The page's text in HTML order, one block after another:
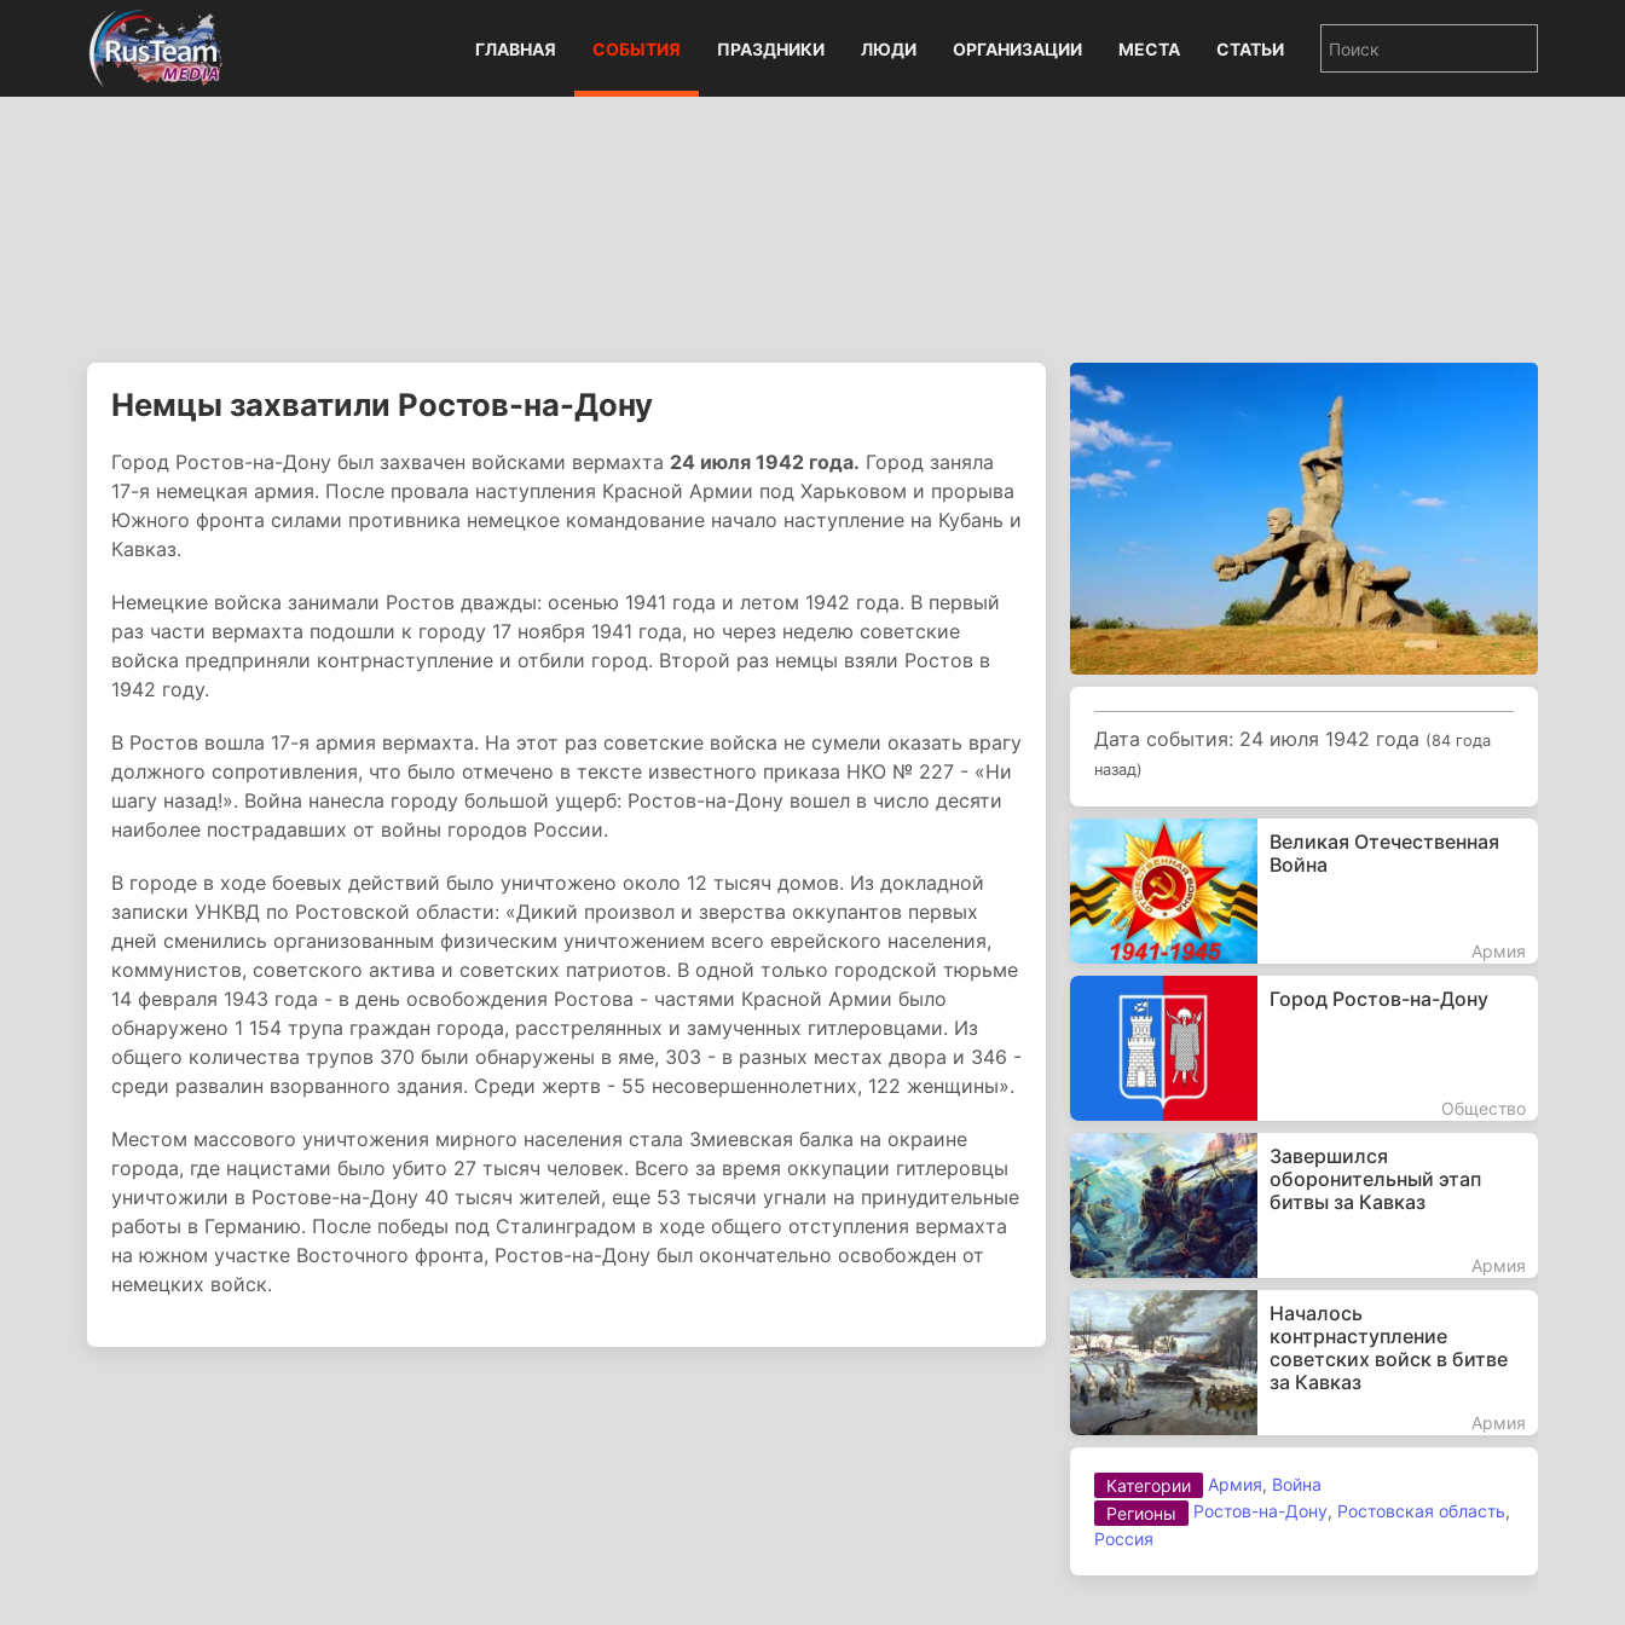
ГЛАВНАЯ СОБЫТИЯ ПРАЗДНИКИ ЛЮДИ ОРГАНИЗАЦИИ МЕСТА СТАТЬИ
Немцы захватили Ростов-на-Дону
Город Ростов-на-Дону был захвачен войсками вермахта 24 июля 1942 года. Город заняла
17-я немецкая армия. После провала наступления Красной Армии под Харьковом и прорыва
Южного фронта силами противника немецкое командование начало наступление на Кубань и
Кавказ.
Немецкие войска занимали Ростов дважды: осенью 1941 года и летом 1942 года. В первый
раз части вермахта подошли к городу 17 ноября 1941 года, но через неделю советские
войска предприняли контрнаступление и отбили город. Второй раз немцы взяли Ростов в
1942 году.
В Ростов вошла 17-я армия вермахта. На этот раз советские войска не сумели оказать врагу
должного сопротивления, что было отмечено в тексте известного приказа НКО № 227 - «Ни
шагу назад!». Война нанесла городу большой ущерб: Ростов-на-Дону вошел в число десяти
наиболее пострадавших от войны городов России.
В городе в ходе боевых действий было уничтожено около 12 тысяч домов. Из докладной
записки УНКВД по Ростовской области: «Дикий произвол и зверства оккупантов первых
дней сменились организованным физическим уничтожением всего еврейского населения,
коммунистов, советского актива и советских патриотов. В одной только городской тюрьме
14 февраля 1943 года - в день освобождения Ростова - частями Красной Армии было
обнаружено 1 154 трупа граждан города, расстрелянных и замученных гитлеровцами. Из
общего количества трупов 370 были обнаружены в яме, 303 - в разных местах двора и 346 -
среди развалин взорванного здания. Среди жертв - 55 несовершеннолетних, 122 женщины».
Местом массового уничтожения мирного населения стала Змиевская балка на окраине
города, где нацистами было убито 27 тысяч человек. Всего за время оккупации гитлеровцы
уничтожили в Ростове-на-Дону 40 тысяч жителей, еще 53 тысячи угнали на принудительные
работы в Германию. После победы под Сталинградом в ходе общего отступления вермахта
на южном участке Восточного фронта, Ростов-на-Дону был окончательно освобожден от
немецких войск.
Дата события: 24 июля 1942 года (84 года
назад)
Великая Отечественная
Война
Армия
Город Ростов-на-Дону
Общество
Завершился
оборонительный этап
битвы за Кавказ
Армия
Началось
контрнаступление
советских войск в битве
за Кавказ
Армия
Категории Армия, Война
Регионы
Ростов-на-Дону, Ростовская область,
Россия